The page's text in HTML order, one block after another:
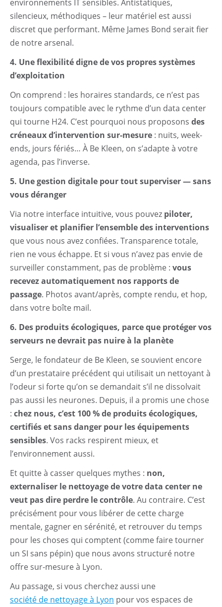
environnements IT sensibles. Antistatiques,
silencieux, méthodiques – leur matériel est aussi
discret que performant. Même James Bond serait fier
de notre arsenal.
4. Une flexibilité digne de vos propres systèmes
d’exploitation
On comprend : les horaires standards, ce n’est pas
toujours compatible avec le rythme d’un data center
qui tourne H24. C’est pourquoi nous proposons des
créneaux d’intervention sur-mesure : nuits, week-
ends, jours fériés… À Be Kleen, on s’adapte à votre
agenda, pas l’inverse.
5. Une gestion digitale pour tout superviser — sans
vous déranger
Via notre interface intuitive, vous pouvez piloter,
visualiser et planifier l’ensemble des interventions
que vous nous avez confiées. Transparence totale,
rien ne vous échappe. Et si vous n’avez pas envie de
surveiller constamment, pas de problème : vous
recevez automatiquement nos rapports de
passage. Photos avant/après, compte rendu, et hop,
dans votre boîte mail.
6. Des produits écologiques, parce que protéger vos
serveurs ne devrait pas nuire à la planète
Serge, le fondateur de Be Kleen, se souvient encore
d’un prestataire précédent qui utilisait un nettoyant à
l’odeur si forte qu’on se demandait s’il ne dissolvait
pas aussi les neurones. Depuis, il a promis une chose
: chez nous, c’est 100 % de produits écologiques,
certifiés et sans danger pour les équipements
sensibles. Vos racks respirent mieux, et
l’environnement aussi.
Et quitte à casser quelques mythes : non,
externaliser le nettoyage de votre data center ne
veut pas dire perdre le contrôle. Au contraire. C’est
précisément pour vous libérer de cette charge
mentale, gagner en sérénité, et retrouver du temps
pour les choses qui comptent (comme faire tourner
un SI sans pépin) que nous avons structuré notre
offre sur-mesure à Lyon.
Au passage, si vous cherchez aussi une
société de nettoyage à Lyon pour vos espaces de